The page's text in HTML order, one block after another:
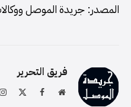
المصدر: جريدة الموصل
فريق التحرير
موقعفيسبوك